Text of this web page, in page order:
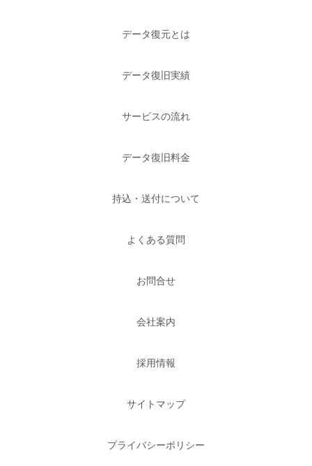
データ復元とは
データ復旧実績
サービスの流れ
データ復旧料金
持込・送付について
よくある質問
お問合せ
会社案内
採用情報
サイトマップ
プライバシーポリシー